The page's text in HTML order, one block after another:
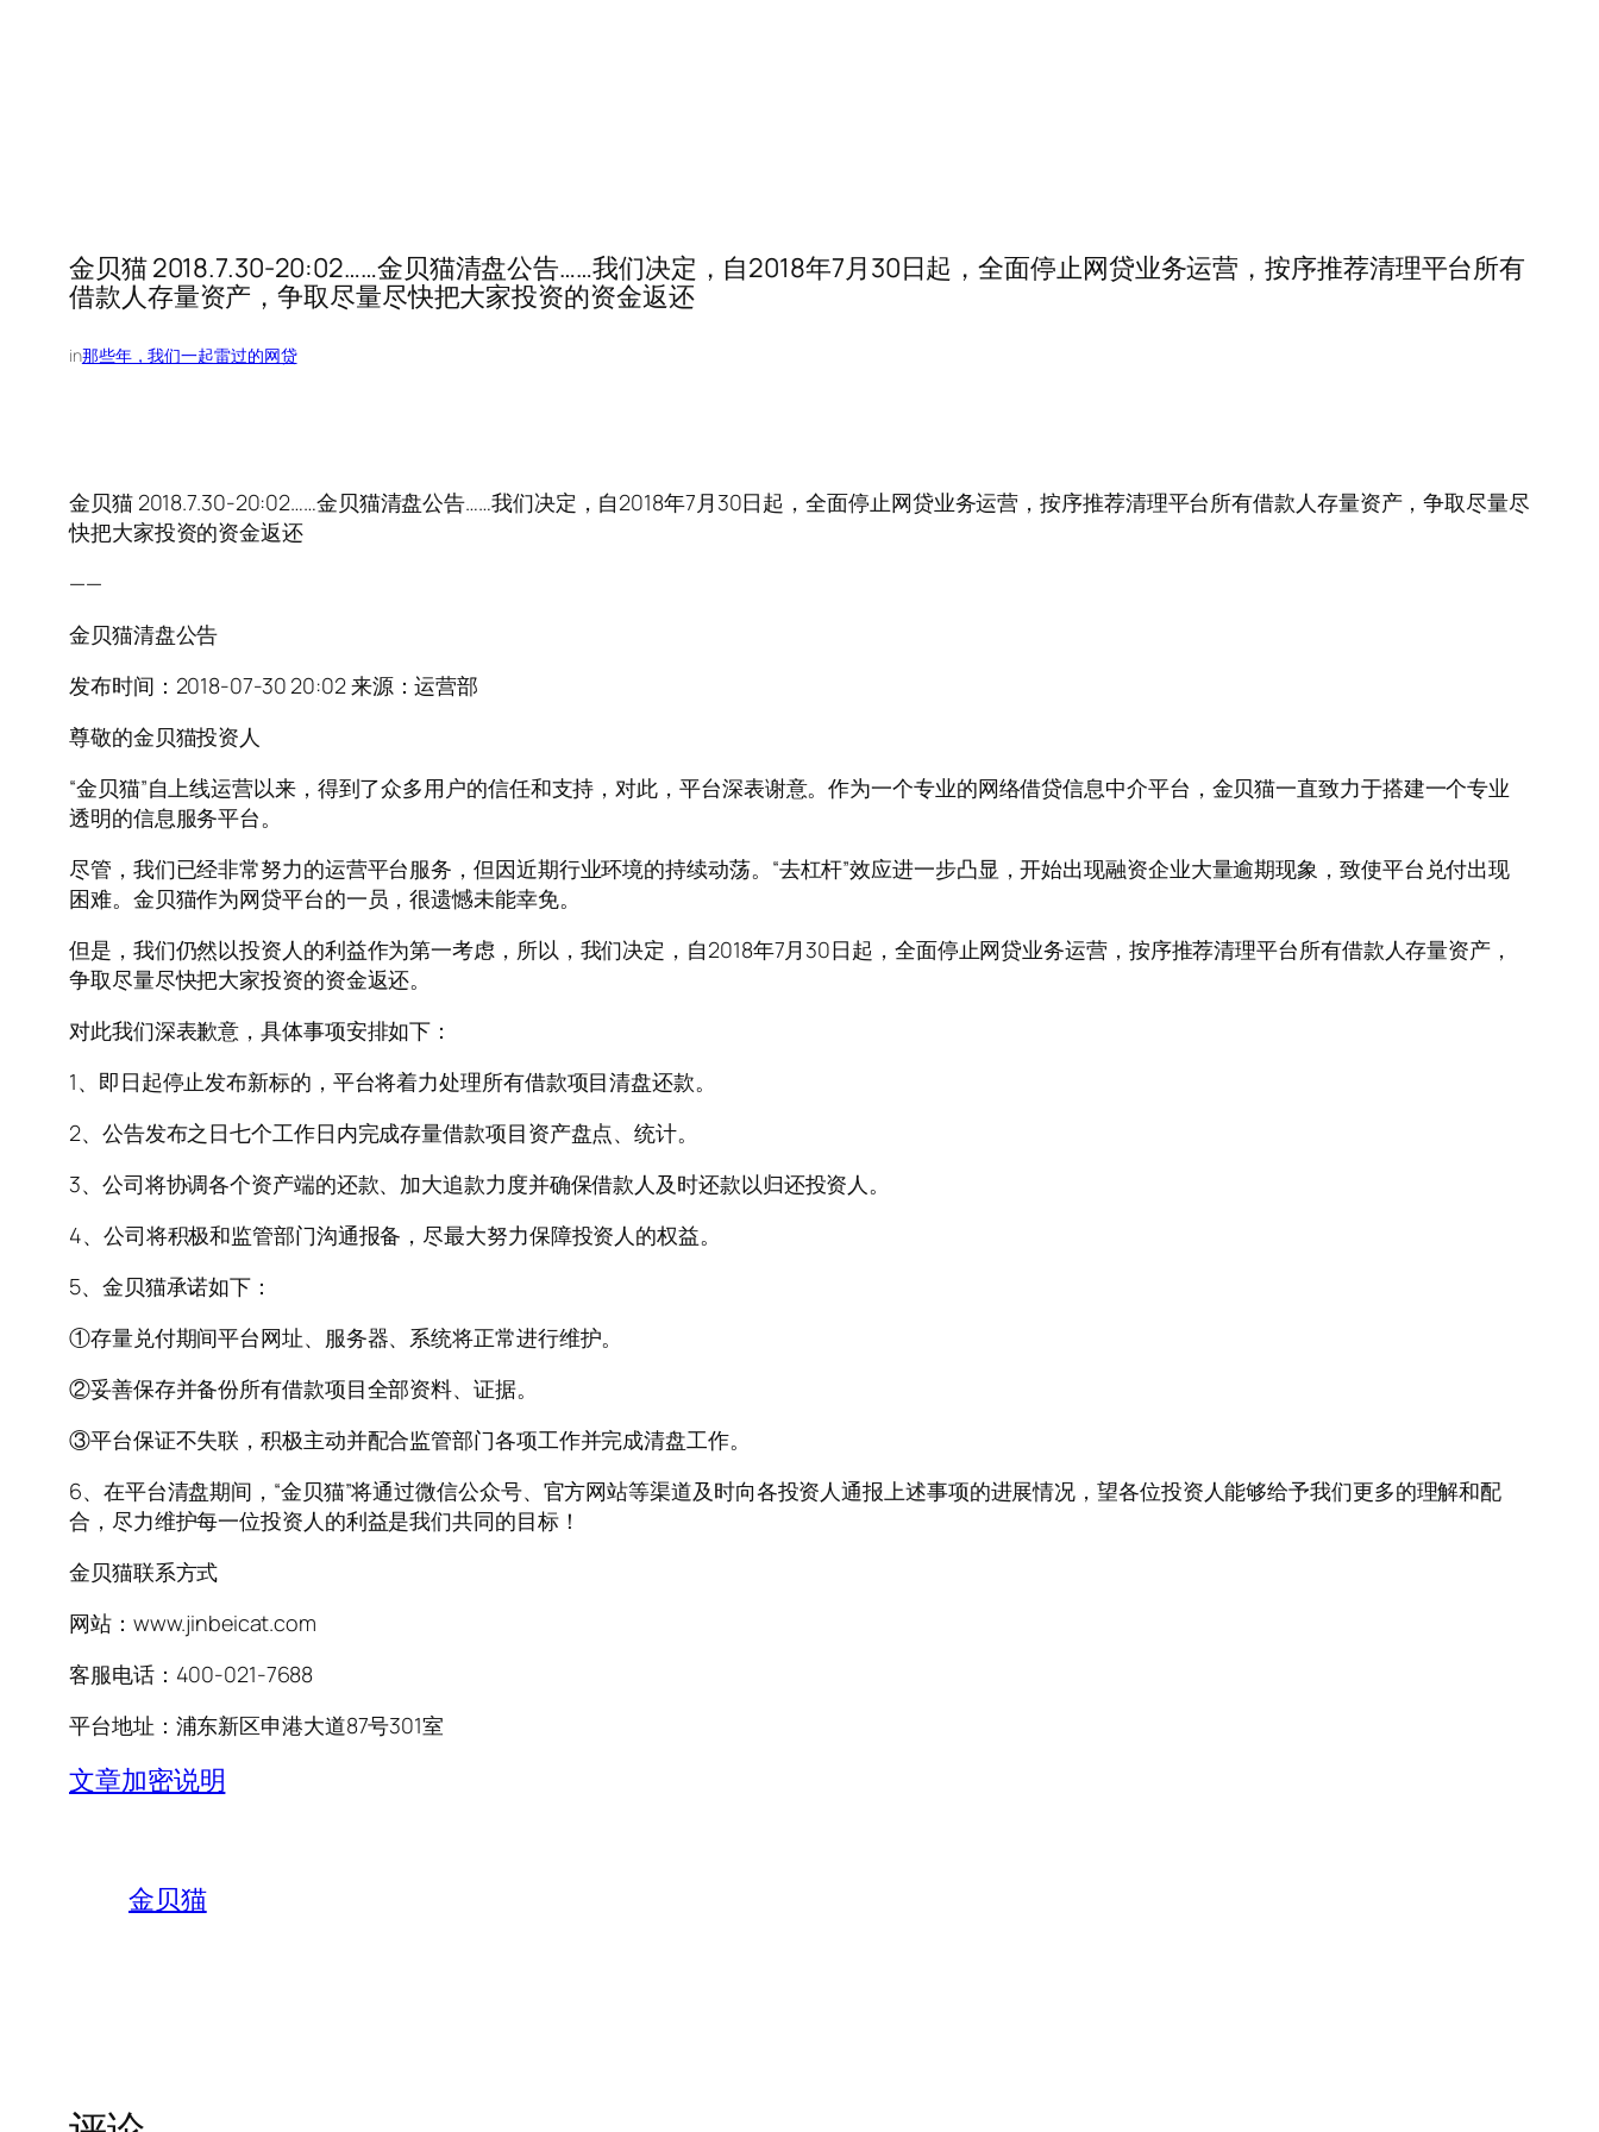
金贝猫 2018.7.30-20:02……金贝猫清盘公告……我们决定，自2018年7月30日起，全面停止网贷业务运营，按序推荐清理平台所有
借款人存量资产，争取尽量尽快把大家投资的资金返还
in那些年，我们一起雷过的网贷
金贝猫 2018.7.30-20:02……金贝猫清盘公告……我们决定，自2018年7月30日起，全面停止网贷业务运营，按序推荐清理平台所有借款人存量资产，争取尽量尽
快把大家投资的资金返还
——
金贝猫清盘公告
发布时间：2018-07-30 20:02 来源：运营部
尊敬的金贝猫投资人
“金贝猫”自上线运营以来，得到了众多用户的信任和支持，对此，平台深表谢意。作为一个专业的网络借贷信息中介平台，金贝猫一直致力于搭建一个专业
透明的信息服务平台。
尽管，我们已经非常努力的运营平台服务，但因近期行业环境的持续动荡。“去杠杆”效应进一步凸显，开始出现融资企业大量逾期现象，致使平台兑付出现
困难。金贝猫作为网贷平台的一员，很遗憾未能幸免。
但是，我们仍然以投资人的利益作为第一考虑，所以，我们决定，自2018年7月30日起，全面停止网贷业务运营，按序推荐清理平台所有借款人存量资产，
争取尽量尽快把大家投资的资金返还。
对此我们深表歉意，具体事项安排如下：
1、即日起停止发布新标的，平台将着力处理所有借款项目清盘还款。
2、公告发布之日七个工作日内完成存量借款项目资产盘点、统计。
3、公司将协调各个资产端的还款、加大追款力度并确保借款人及时还款以归还投资人。
4、公司将积极和监管部门沟通报备，尽最大努力保障投资人的权益。
5、金贝猫承诺如下：
①存量兑付期间平台网址、服务器、系统将正常进行维护。
②妥善保存并备份所有借款项目全部资料、证据。
③平台保证不失联，积极主动并配合监管部门各项工作并完成清盘工作。
6、在平台清盘期间，“金贝猫”将通过微信公众号、官方网站等渠道及时向各投资人通报上述事项的进展情况，望各位投资人能够给予我们更多的理解和配
合，尽力维护每一位投资人的利益是我们共同的目标！
金贝猫联系方式
网站：www.jinbeicat.com
客服电话：400-021-7688
平台地址：浦东新区申港大道87号301室
文章加密说明
金贝猫